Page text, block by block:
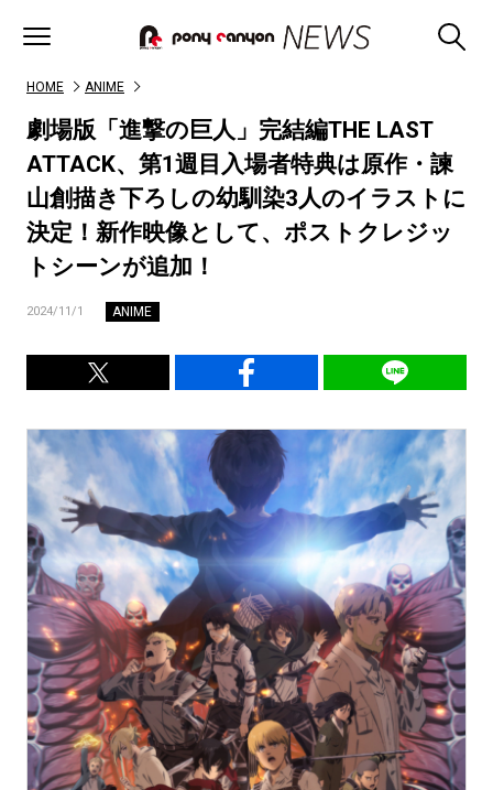
HOME ANIME
劇場版「進撃の巨人」完結編THE LAST
ATTACK、第1週目入場者特典は原作・諫
山創描き下ろしの幼馴染3人のイラストに
決定！新作映像として、ポストクレジッ
トシーンが追加！
2024/11/1 ANIME